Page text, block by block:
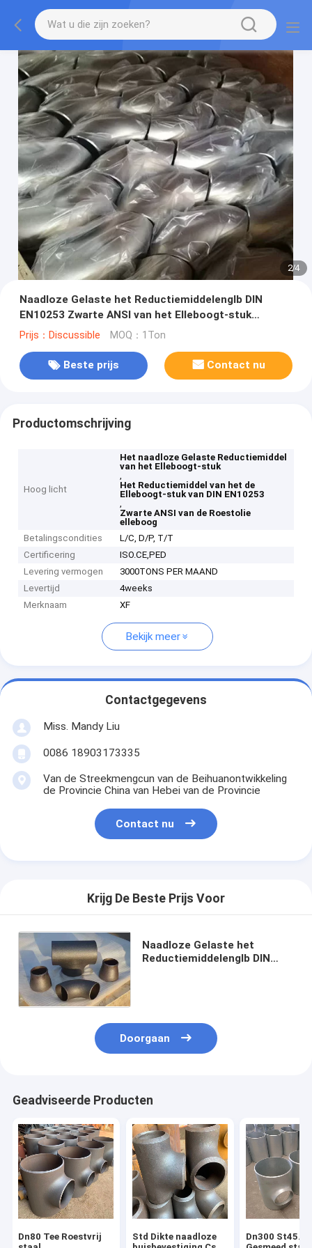
2/4
Naadloze Gelaste het Reductiemiddelenglb DIN
EN10253 Zwarte ANSI van het Elleboogt-stuk
Roestolie
Prijs：Discussible MOQ：1Ton
Beste prijs Contact nu
Productomschrijving
Hoog licht
Het naadloze Gelaste Reductiemiddel
van het Elleboogt-stuk
,
Het Reductiemiddel van het de
Elleboogt-stuk van DIN EN10253
,
Zwarte ANSI van de Roestolie
elleboog
Betalingscondities
L/C, D/P, T/T
Certificering
ISO.CE,PED
Levering vermogen
3000TONS PER MAAND
Levertijd
4weeks
Merknaam
XF
Bekijk meer
Contactgegevens
Miss. Mandy Liu
0086 18903173335
Van de Streekmengcun van de Beihuanontwikkeling
de Provincie China van Hebei van de Provincie
Contact nu
Krijg De Beste Prijs Voor
Naadloze Gelaste het
Reductiemiddelenglb DIN
Doorgaan
Geadviseerde Producten
Dn80 Tee Roestvrij
Std Dikte naadloze
Dn300 St45.8